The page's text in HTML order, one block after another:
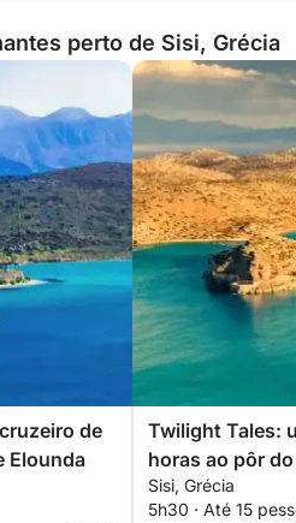
perto de Sisi, Grécia
de
Elounda
Twilight Tales:
horas ao pôr
Elounda
Sisi, Grécia
5h30 · Até 15